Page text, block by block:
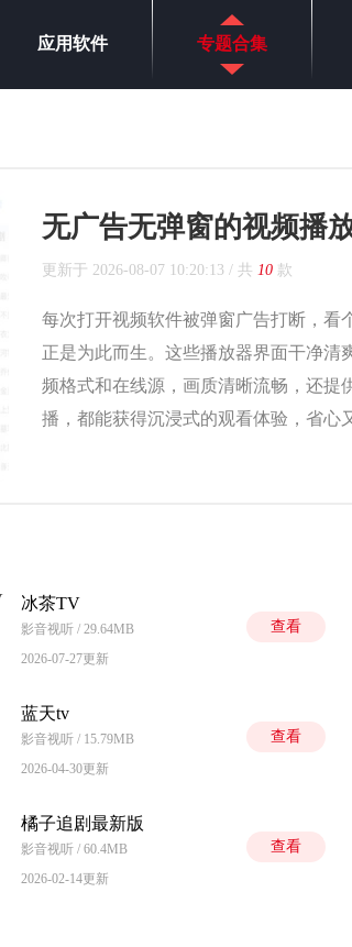
应用软件 专题合集
无广告无弹窗的视频播
更新于 2026-08-07 10:20:13 / 共 10 款
每次打开视频软件被弹窗广告打断，看
正是为此而生。这些播放器界面干净清
频格式和在线源，画质清晰流畅，还提
播，都能获得沉浸式的观看体验，省心
冰茶TV
影音视听 / 29.64MB
2026-07-27更新
查看
蓝天tv
影音视听 / 15.79MB
2026-04-30更新
查看
橘子追剧最新版
影音视听 / 60.4MB
2026-02-14更新
查看